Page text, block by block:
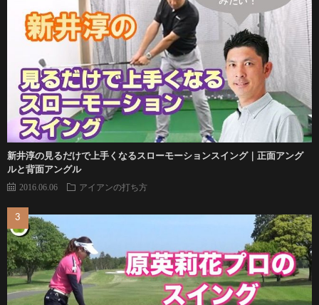
新井淳の見るだけで上手くなるスローモーションスイング｜正面アング
ルと背面アングル
2016.06.06 アイアンの打ち方